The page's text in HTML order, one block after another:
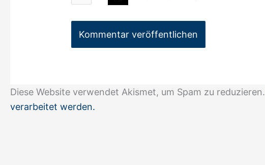
Diese Website verwendet Akismet, um Spam zu reduzieren.
verarbeitet werden.